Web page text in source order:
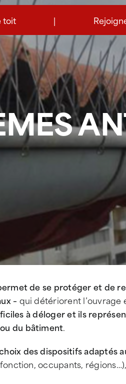
toit |
de se protéger et de
– quidétériorent l’ouvrage
à délogeret ils
du bâtiment.
des dispositifs adaptés
occupants,